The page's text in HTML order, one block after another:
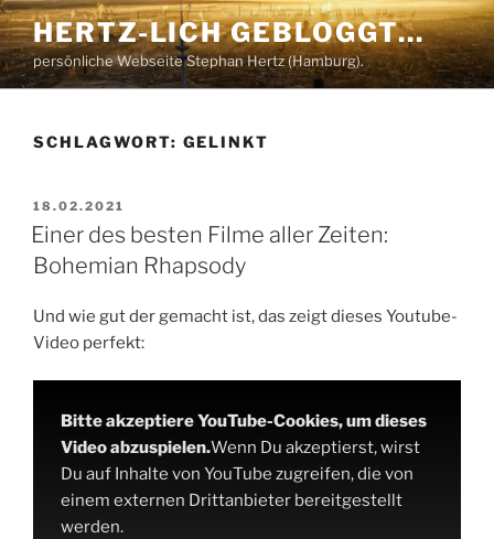
Zum
Inhalt
springen
HERTZ-LICH GEBLOGGT…
persönliche Webseite Stephan Hertz (Hamburg).
SCHLAGWORT: GELINKT
VERÖFFENTLICHT
AM
18.02.2021
Einer des besten Filme aller Zeiten:
Bohemian Rhapsody
Und wie gut der gemacht ist, das zeigt dieses Youtube-
Video perfekt:
Bitte akzeptiere YouTube-Cookies, um dieses
Video abzuspielen.Wenn Du akzeptierst, wirst
Du auf Inhalte von YouTube zugreifen, die von
einem externen Drittanbieter bereitgestellt
werden.